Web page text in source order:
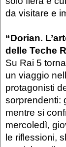
da visitare e
“Dorian.
delle Teche
Su Rai 5
un viaggio
protagonisti
sorprendenti:
mentre si
mercoledì,
le riflessioni,